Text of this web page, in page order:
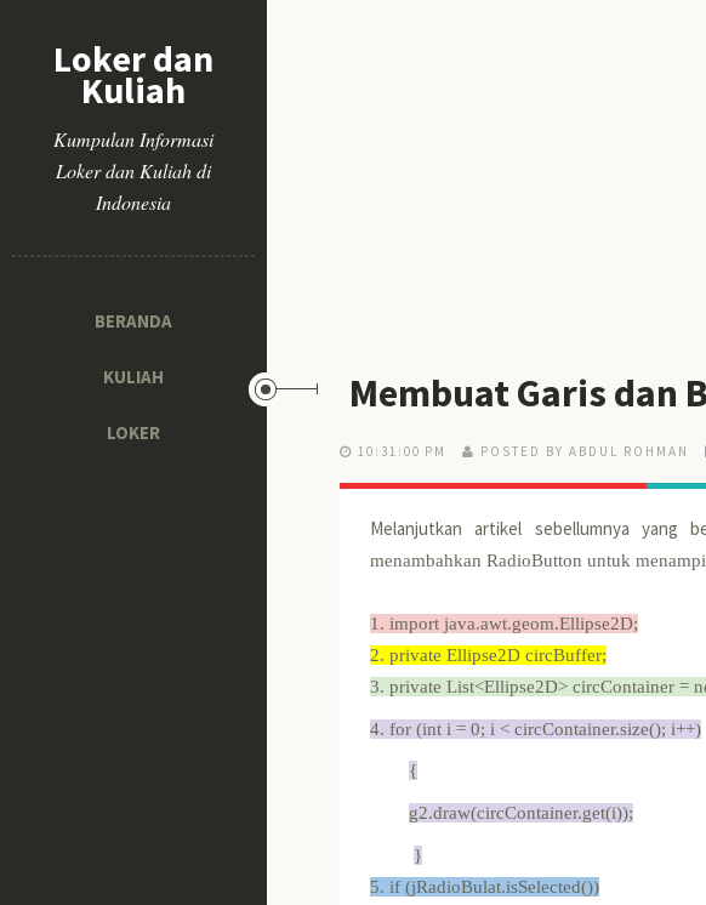
Loker dan
Kuliah
Kumpulan Informasi
Loker dan Kuliah di
Indonesia
BERANDA
KULIAH
LOKER
Membuat Garis dan
10:31:00 PM POSTED BY ABDUL ROHMAN
Melanjutkan artikel sebellumnya yang
menambahkan RadioButton untuk
1. import java.awt.geom.Ellipse2D;
2. private Ellipse2D circBuffer;
3. private List<Ellipse2D> circContainer =
4. for (int i = 0; i < circContainer.size(); i++)
{
g2.draw(circContainer.get(i));
}
5. if (jRadioBulat.isSelected())